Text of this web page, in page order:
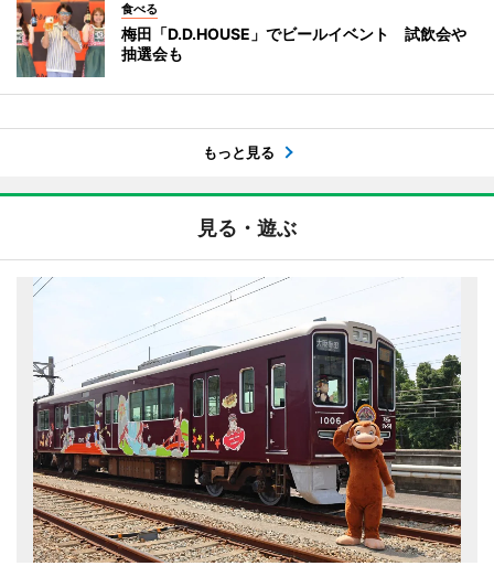
食べる
梅田「D.D.HOUSE」でビールイベント 試飲会や
抽選会も
もっと見る
見る・遊ぶ